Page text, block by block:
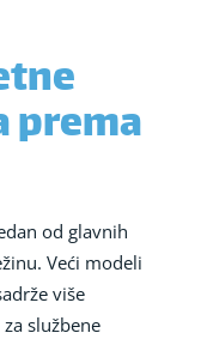
prema
od glavnih
Veći modeli
više
službene